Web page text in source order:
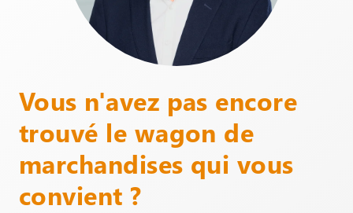
Vous n'avez pas encore
trouvé le wagon de
marchandises qui vous
convient ?